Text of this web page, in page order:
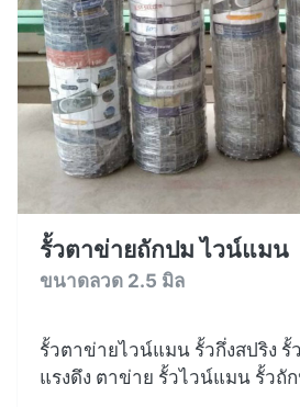
รั้วตาข่ายถักปม ไวน์แมน
ขนาดลวด 2.5 มิล
รั้วตาข่ายไวน์แมน รั้วกึ่งสปริง รั้
แรงดึง ตาข่าย รั้วไวน์แมน รั้วถั